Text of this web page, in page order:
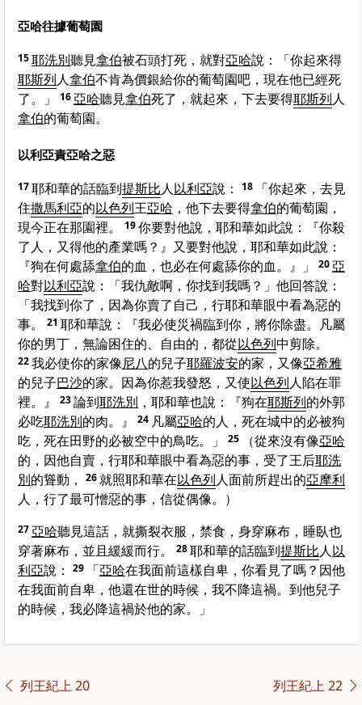
亞哈往據葡萄園
15耶洗別聽見拿伯被石頭打死，就對亞哈說：「你起來得
耶斯列人拿伯不肯為價銀給你的葡萄園吧，現在他已經死
了。」
16亞哈聽見拿伯死了，就起來，下去要得耶斯列人
拿伯的葡萄園。
以利亞責亞哈之惡
17耶和華的話臨到提斯比人以利亞說： 18
「你起來，去見
住撒馬利亞的以色列王亞哈 ，他下去要得拿伯的葡萄園，
現今正在那園裡。
19你要對他說，耶和華如此說：『你殺
了人，又得他的產業嗎？』又要對他說，耶和華如此說：
『狗在何處舔拿伯的血，也必在何處舔你的血。』」 20亞
哈對以利亞說：「我仇敵啊，你找到我嗎？」他回答說：
「我找到你了，因為你賣了自己，行耶和華眼中看為惡的
事。
21 耶和華說：『我必使災禍臨到你，將你除盡。凡屬
你的男丁，無論困住的、自由的，都從以色列中剪除。
22我必使你的家像尼八的兒子耶羅波安的家，又像亞希雅
的兒子巴沙的家。因為你惹我發怒，又使以色列人陷在罪
裡。』
23論到耶洗別 ，耶和華也說：『狗在耶斯列的外郭
必吃耶洗別的肉。』 24 凡屬亞哈的人，死在城中的必被狗
吃，死在田野的必被空中的鳥吃。」
25 （從來沒有像亞哈
的，因他自賣，行耶和華眼中看為惡的事，受了王后耶洗
別的聳動， 26就照耶和華在以色列人面前所趕出的亞摩利
人，行了最可憎惡的事，信從偶像。）
27亞哈聽見這話，就撕裂衣服，禁食，身穿麻布，睡臥也
穿著麻布，並且緩緩而行。
28耶和華的話臨到提斯比人以
利亞說： 29 「亞哈在我面前這樣自卑，你看見了嗎？因他
在我面前自卑，他還在世的時候，我不降這禍。到他兒子
的時候，我必降這禍於他的家。」
列王紀上 20 列王紀上 22